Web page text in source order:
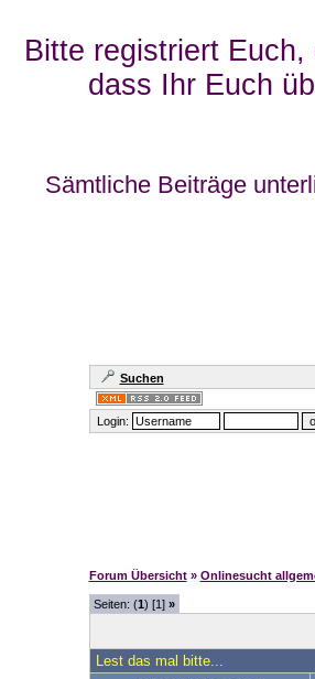
Bitte registriert
dass Ihr Euch
Sämtliche Beiträge
Suchen
Login:
Forum Übersicht » Onlinesucht
Seiten: (1) [1] »
Lest das mal bitte...